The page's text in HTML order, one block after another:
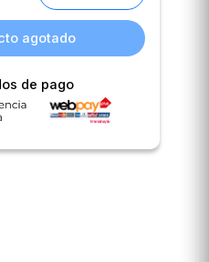
agotado
de pago